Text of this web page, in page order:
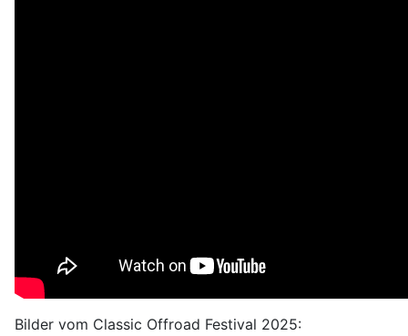
Bilder vom Classic Offroad Festival 2025: